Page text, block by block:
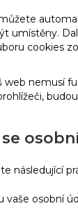
umístěny.
cookies
nemusí
následující
vaše osobní